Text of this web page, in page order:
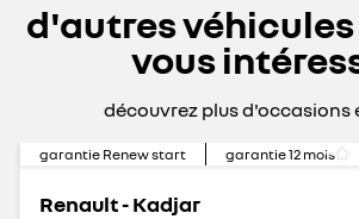
d'autres
vous
découvrez plus d'occasions
garantie Renew start garantie12 mois
Renault - Kadjar